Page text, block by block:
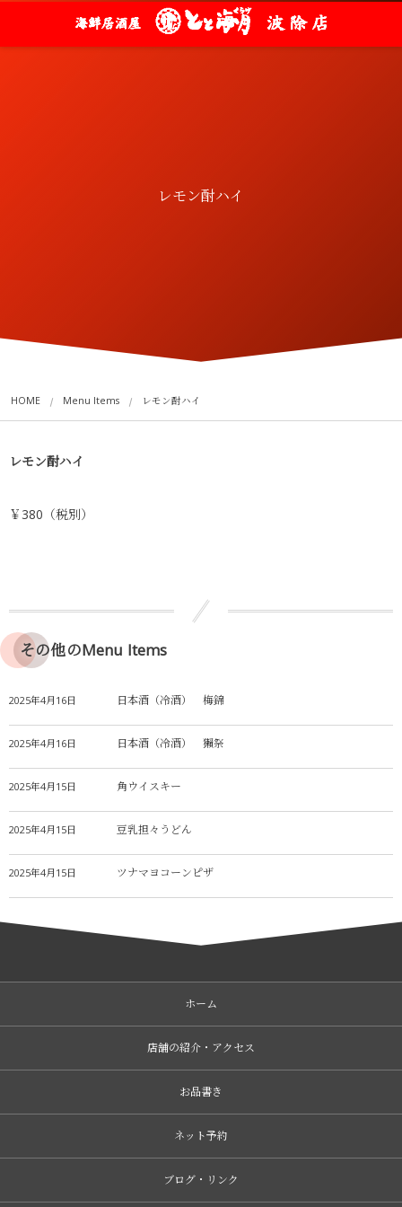
レモン酎ハイ
HOME Menu Items レモン酎ハイ
レモン酎ハイ
￥380（税別）
その他のMenu Items
2025年4月16日 日本酒（冷酒） 梅錦
2025年4月16日 日本酒（冷酒） 獺祭
2025年4月15日 角ウイスキー
2025年4月15日 豆乳担々うどん
2025年4月15日 ツナマヨコーンピザ
ホーム
店舗の紹介・アクセス
お品書き
ネット予約
ブログ・リンク